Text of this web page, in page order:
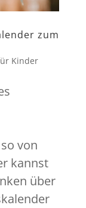
zum
Kinder
von
kannst
über